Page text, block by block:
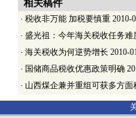
相关稿件
· 税收非万能 加税要慎重 2010-
· 盛光祖：今年海关税收任务难
· 海关税收为何逆势增长 2010-
· 国储商品税收优惠政策明确
· 山西煤企兼并重组可获多方面